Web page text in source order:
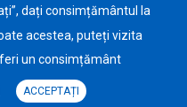
personale (GDPR)
a Cookie-urilor
dați consimțământul la
acestea, puteți vizita
un consimțământ
ACCEPTAȚI